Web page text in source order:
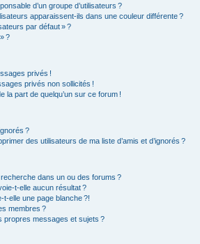
d’un groupe d’utilisateurs ?
apparaissent-ils dans une couleur différente ?
par défaut » ?
?
privés !
privés non sollicités !
la part de quelqu’un sur ce forum !
?
des utilisateurs de ma liste d’amis et d’ignorés ?
dans un ou des forums ?
t-elle aucun résultat ?
elle une page blanche ?!
membres ?
propres messages et sujets ?